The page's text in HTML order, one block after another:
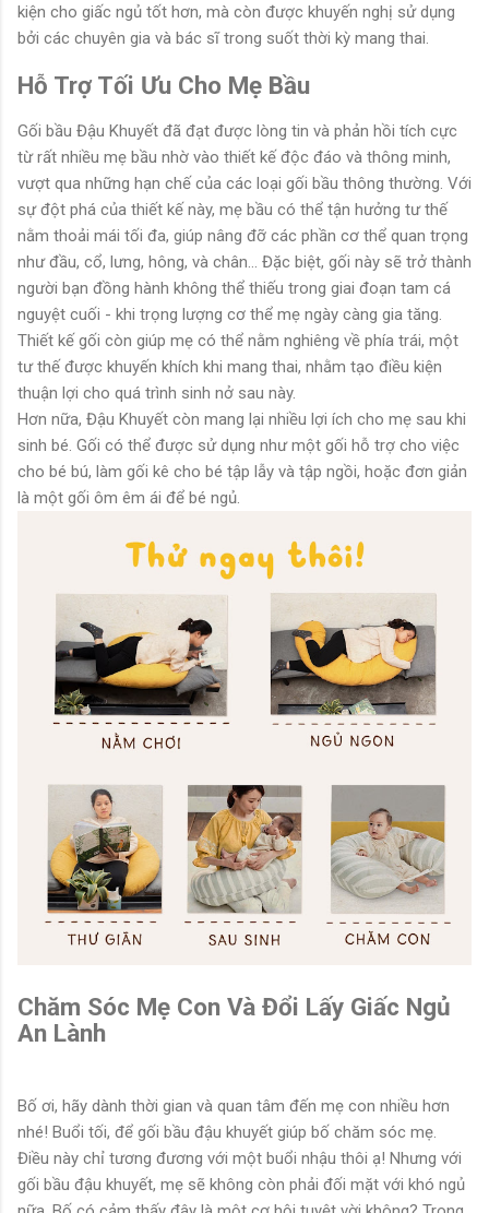
kiện cho giấc ngủ tốt hơn, mà còn được khuyến nghị sử dụng
bởi các chuyên gia và bác sĩ trong suốt thời kỳ mang thai.
Hỗ Trợ Tối Ưu Cho Mẹ Bầu
Gối bầu Đậu Khuyết đã đạt được lòng tin và phản hồi tích cực
từ rất nhiều mẹ bầu nhờ vào thiết kế độc đáo và thông minh,
vượt qua những hạn chế của các loại gối bầu thông thường. Với
sự đột phá của thiết kế này, mẹ bầu có thể tận hưởng tư thế
nằm thoải mái tối đa, giúp nâng đỡ các phần cơ thể quan trọng
như đầu, cổ, lưng, hông, và chân... Đặc biệt, gối này sẽ trở thành
người bạn đồng hành không thể thiếu trong giai đoạn tam cá
nguyệt cuối - khi trọng lượng cơ thể mẹ ngày càng gia tăng.
Thiết kế gối còn giúp mẹ có thể nằm nghiêng về phía trái, một
tư thế được khuyến khích khi mang thai, nhằm tạo điều kiện
thuận lợi cho quá trình sinh nở sau này.
Hơn nữa, Đậu Khuyết còn mang lại nhiều lợi ích cho mẹ sau khi
sinh bé. Gối có thể được sử dụng như một gối hỗ trợ cho việc
cho bé bú, làm gối kê cho bé tập lẫy và tập ngồi, hoặc đơn giản
là một gối ôm êm ái để bé ngủ.
Chăm Sóc Mẹ Con Và Đổi Lấy Giấc Ngủ
An Lành
Bố ơi, hãy dành thời gian và quan tâm đến mẹ con nhiều hơn
nhé! Buổi tối, để gối bầu đậu khuyết giúp bố chăm sóc mẹ.
Điều này chỉ tương đương với một buổi nhậu thôi ạ! Nhưng với
gối bầu đậu khuyết, mẹ sẽ không còn phải đối mặt với khó ngủ